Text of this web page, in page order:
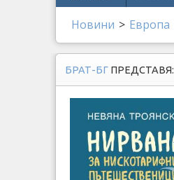
Новини > Европа
БРАТ-БГ ПРЕДСТАВЯ: